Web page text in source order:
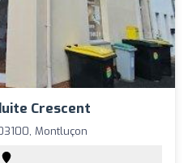
Crescent
Montluçon